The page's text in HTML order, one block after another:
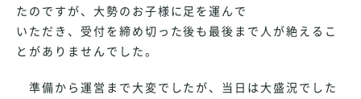
たのですが、大勢のお子様に足を運んで
いただき、受付を締め切った後も最後まで人が絶えるこ
とがありませんでした。
準備から運営まで大変でしたが、当日は大盛況でした